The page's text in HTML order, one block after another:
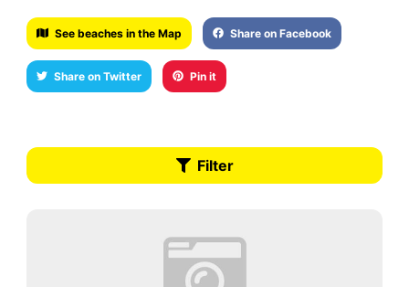
See beaches in the Map Share on Facebook
Share on Twitter Pin it
Filter